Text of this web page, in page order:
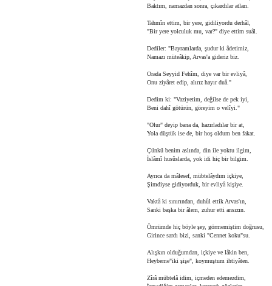
Baktım, namazdan sonra, çıkardılar atları.
Tahmîn ettim, bir yere, gidiliyordu derhâl,
"Bir yere yolculuk mu, var?" diye ettim suâl.
Dediler: "Bayramlarda, şudur ki âdetimiz,
Namazı müteâkip, Arvas'a gideriz biz.
Orada Seyyid Fehîm, diye var bir evliyâ,
Onu ziyâret edip, alırız hayır duâ."
Dedim ki: "Vaziyetim, değilse de pek iyi,
Beni dahî götürün, göreyim o velîyi."
"Olur" deyip bana da, hazırladılar bir at,
Yola düştük ise de, bir hoş oldum ben fakat.
Çünkü benim aslında, din ile yoktu ilgim,
İslâmî husûslarda, yok idi hiç bir bilgim.
Ayrıca da mâlesef, mübtelâydım içkiye,
Şimdiyse gidiyorduk, bir evliyâ kişiye.
Vaktâ ki sınırından, duhûl ettik Arvas'ın,
Sanki başka bir âlem, zuhur etti ansızın.
Ömrümde hiç böyle şey, görmemiştim doğrusu,
Girince sardı bizi, sanki "Cennet koku"su.
Alışkın olduğumdan, içkiye ve lâkin ben,
Heybeme"iki şişe", koymuştum ihtiyâten.
Zîrâ mübtelâ idim, içmeden edemezdim,